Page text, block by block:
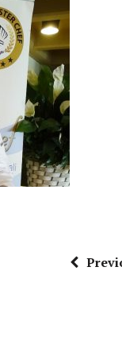
E CONTRO-PANETTONE:
INCORONA I “MAGNIFICI 7”
DI PAPAVERINA: ECCO
ROSASPINA PRIMA
RAUCCI CONFERMANO LA
IL PRIMO “DRINK PLAY